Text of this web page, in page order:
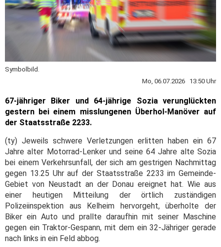
Symbolbild.
Mo, 06.07.2026 13:50 Uhr
67-jähriger Biker und 64-jährige Sozia verunglückten
gestern bei einem misslungenen Überhol-Manöver auf
der Staatsstraße 2233.
(ty) Jeweils schwere Verletzungen erlitten haben ein 67
Jahre alter Motorrad-Lenker und seine 64 Jahre alte Sozia
bei einem Verkehrsunfall, der sich am gestrigen Nachmittag
gegen 13.25 Uhr auf der Staatsstraße 2233 im Gemeinde-
Gebiet von Neustadt an der Donau ereignet hat. Wie aus
einer heutigen Mitteilung der örtlich zuständigen
Polizeiinspektion aus Kelheim hervorgeht, überholte der
Biker ein Auto und prallte daraufhin mit seiner Maschine
gegen ein Traktor-Gespann, mit dem ein 32-Jähriger gerade
nach links in ein Feld abbog.